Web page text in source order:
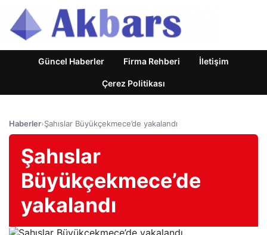
Güncel Haberler Firma Rehberi İletişim
Çerez Politikası
Haberler›Şahıslar Büyükçekmece’de yakalandı
Şahıslar
Büyükçekmece’de
yakalandı